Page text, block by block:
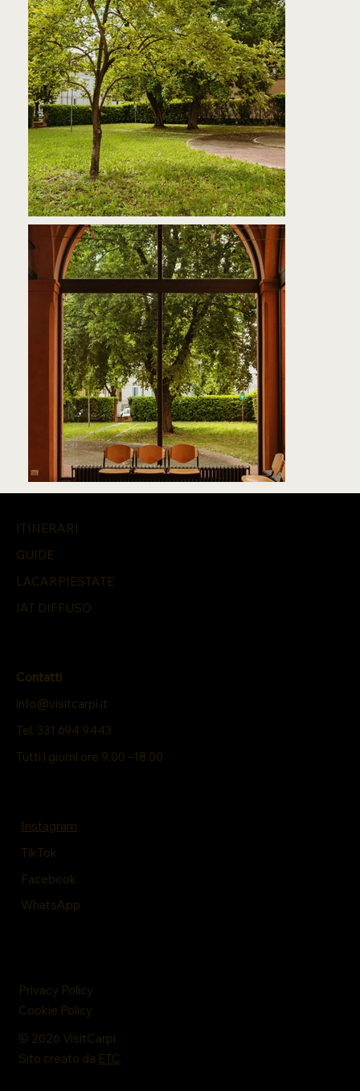
ITINERARI
GUIDE
LACARPIESTATE
IAT DIFFUSO
Instagram
TikTok
Facebook
WhatsApp
Contatti
info@visitcarpi.it
Tel. 331 694 9443
Tutti i giorni ore 9.00 –18.00
Privacy Policy
Cookie Policy
© 2026 VisitCarpi.
Sito creato da ETC.